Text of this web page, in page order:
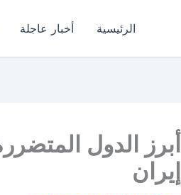
الرئيسية أخبار عاجلة
أبرز الدول
إيران